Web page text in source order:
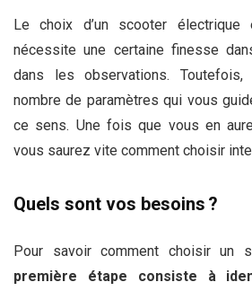
Le choix d’un scooter
nécessite une certaine finesse
dans les observations.
nombre de paramètres qui vous
ce sens. Une fois que vous en
vous saurez vite comment choisir
Quels sont vos besoins ?
Pour savoir comment choisir un
première étape consiste à